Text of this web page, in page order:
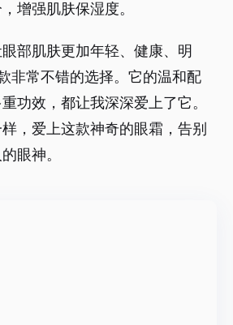
增强肌肤保湿度。
部肌肤更加年轻、健康、明
非常不错的选择。它的温和配
功效，都让我深深爱上了它。
，爱上这款神奇的眼霜，告别
眼神。